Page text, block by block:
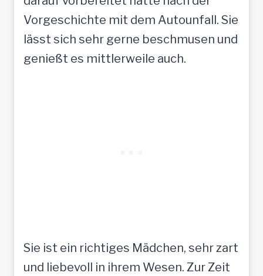
Vorgeschichte mit dem Autounfall. Sie
lässt sich sehr gerne beschmusen und
genießt es mittlerweile auch.
Sie ist ein richtiges Mädchen, sehr zart
und liebevoll in ihrem Wesen. Zur Zeit